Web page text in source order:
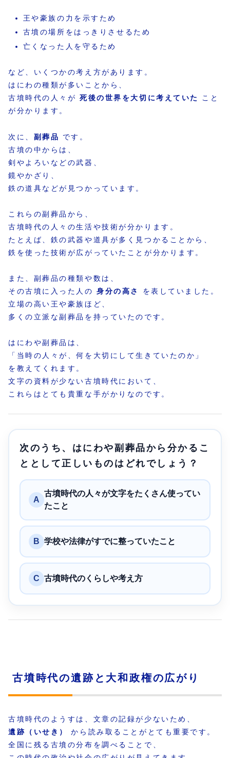
王や豪族の力を示すため
古墳の場所をはっきりさせるため
亡くなった人を守るため
など、いくつかの考え方があります。
はにわの種類が多いことから、
古墳時代の人々が死後の世界を大切に考えていた
こと
が分かります。
次に、 副葬品
です。
古墳の中からは、
剣やよろいなどの武器、
鏡やかざり、
鉄の道具などが見つかっています。
これらの副葬品から、
古墳時代の人々の生活や技術が分かります。
たとえば、鉄の武器や道具が多く見つかることから、
鉄を使った技術が広がっていたことが分かります。
また、副葬品の種類や数は、
その古墳に入った人の身分の高さ
を表していました。
立場の高い王や豪族ほど、
多くの立派な副葬品を持っていたのです。
はにわや副葬品は、
「当時の人々が、何を大切にして生きていたのか」
を教えてくれます。
文字の資料が少ない古墳時代において、
これらはとても貴重な手がかりなのです。
次のうち、はにわや副葬品から分かるこ
ととして正しいものはどれでしょう？
A
古墳時代の人々が文字をたくさん使ってい
たこと
B 学校や法律がすでに整っていたこと
C 古墳時代のくらしや考え方
古墳時代の遺跡と大和政権の広がり
古墳時代のようすは、文章の記録が少ないため、
遺跡（いせき）
から読み取ることがとても重要です。
全国に残る古墳の分布を調べることで、